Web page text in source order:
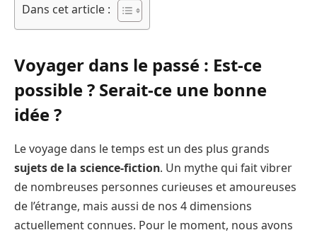
Dans cet article :
Voyager dans le passé : Est-ce
possible ? Serait-ce une bonne
idée ?
Le voyage dans le temps est un des plus grands
sujets de la science-fiction. Un mythe qui fait vibrer
de nombreuses personnes curieuses et amoureuses
de l’étrange, mais aussi de nos 4 dimensions
actuellement connues. Pour le moment, nous avons